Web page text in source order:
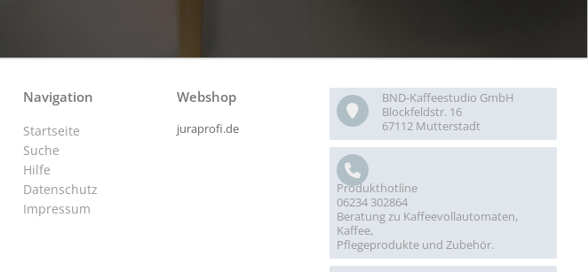
BND-Kaffeestudio GmbH
Blockfeldstr. 16
67112 Mutterstadt
Produkthotline
06234 302864
Beratung zu Kaffeevollautomaten,
Kaffee,
Pflegeprodukte und Zubehör.
Webshop
juraprofi.de
Navigation
Startseite
Suche
Hilfe
Datenschutz
Impressum